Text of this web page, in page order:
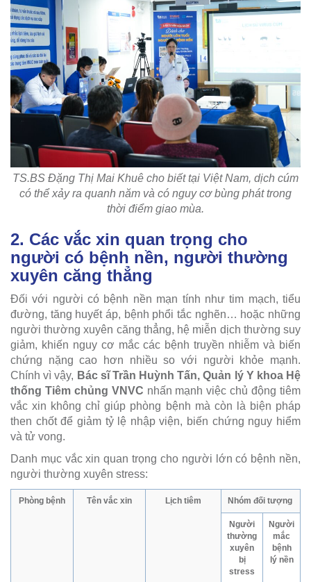
TS.BS Đặng Thị Mai Khuê cho biết tại Việt Nam, dịch cúm
có thể xảy ra quanh năm và có nguy cơ bùng phát trong
thời điểm giao mùa.
2. Các vắc xin quan trọng cho
người có bệnh nền, người thường
xuyên căng thẳng
Đối với người có bệnh nền mạn tính như tim mạch, tiểu
đường, tăng huyết áp, bệnh phổi tắc nghẽn… hoặc những
người thường xuyên căng thẳng, hệ miễn dịch thường suy
giảm, khiến nguy cơ mắc các bệnh truyền nhiễm và biến
chứng nặng cao hơn nhiều so với người khỏe mạnh.
Chính vì vậy, Bác sĩ Trần Huỳnh Tấn, Quản lý Y khoa Hệ
thống Tiêm chủng VNVC nhấn mạnh việc chủ động tiêm
vắc xin không chỉ giúp phòng bệnh mà còn là biện pháp
then chốt để giảm tỷ lệ nhập viện, biến chứng nguy hiểm
và tử vong.
Danh mục vắc xin quan trọng cho người lớn có bệnh nền,
người thường xuyên stress:
Phòng bệnh Tên vắc xin Lịch tiêm Nhóm đối tượng
Người
thường
xuyên
bị
stress
Người
mắc
bệnh
lý nền